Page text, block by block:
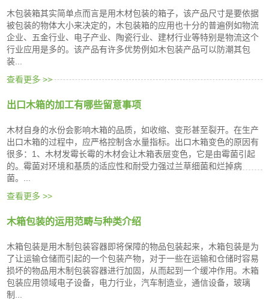
木包装箱其实简单点而言是用木材包装的箱子，该产品尺寸是要依据
被包装的物体大小来决定的，木包装箱的应用也十分的普遍例如物流
企业、五金行业、电子产业、陶瓷行业、建材行业等特别是物流这个
行业应用是多的。该产品有许多优势例如木包装产品可以防潮其包
装...
查看更多 >>
出口木箱的加工有哪些留意事项
木材自身的水份会影响木箱的品质，如收缩、变形甚至裂开。在生产
出口木箱的过程中，应严格控制含水量指标。出口木箱变色的原因有
很多：1、木材发霉长霉的木材会让木箱表层变色，它是由霉菌引起
的。霉菌对环境和基质的适应性和耐受力强过兰草细菌和烂掉病
菌。...
查看更多 >>
木箱包装的运用范畴与种类介绍
木箱包装是用木制包装容器即将保障的物品包装起来，木箱包装是为
了让运输仓储而引起的一个包装产物，对于一些在运输和仓储时容易
损坏的物品用木制包装容器进行加固，从而起到一个缓冲作用。木箱
包装应用领域电子设备，电力行业，汽车制造业，通信设备，玻璃
制...